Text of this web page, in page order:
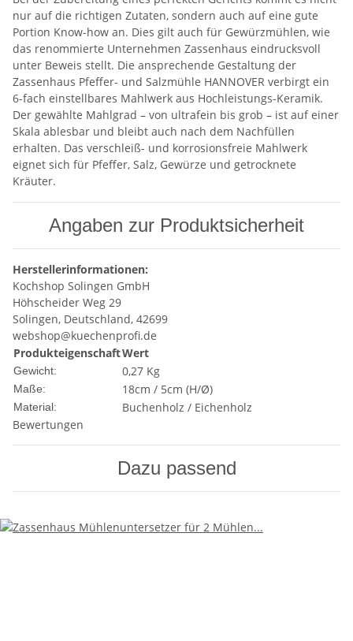
nur auf die richtigen Zutaten, sondern auch auf eine gute
Portion Know-how an. Dies gilt auch für Gewürzmühlen, wie
das renommierte Unternehmen Zassenhaus eindrucksvoll
unter Beweis stellt. Die ansprechende Gestaltung der
Zassenhaus Pfeffer- und Salzmühle HANNOVER verbirgt ein
6-fach einstellbares Mahlwerk aus Hochleistungs-Keramik.
Der gewählte Mahlgrad – von ultrafein bis grob – ist auf einer
Skala ablesbar und bleibt auch nach dem Nachfüllen
erhalten. Das verschleiß- und korrosionsfreie Mahlwerk
eignet sich für Pfeffer, Salz, Gewürze und getrocknete
Kräuter.
Angaben zur Produktsicherheit
Herstellerinformationen:
Kochshop Solingen GmbH
Höhscheider Weg 29
Solingen, Deutschland, 42699
webshop@kuechenprofi.de
ProdukteigenschaftWert
Gewicht: 0,27 Kg
Maße: 18cm / 5cm (H/Ø)
Material:
Buchenholz / Eichenholz
Bewertungen
Dazu passend